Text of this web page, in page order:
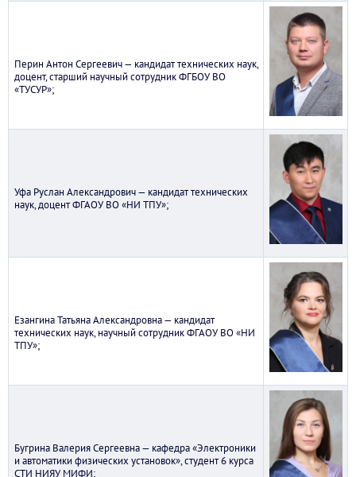
Перин Антон Сергеевич — кандидат технических наук,
доцент, старший научный сотрудник ФГБОУ ВО
«ТУСУР»;
Уфа Руслан Александрович — кандидат технических
наук, доцент ФГАОУ ВО «НИ ТПУ»;
Езангина Татьяна Александровна — кандидат
технических наук, научный сотрудник ФГАОУ ВО «НИ
ТПУ»;
Бугрина Валерия Сергеевна — кафедра «Электроники
и автоматики физических установок», студент 6 курса
СТИ НИЯУ МИФИ;